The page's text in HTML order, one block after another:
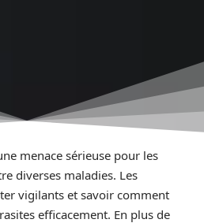
menace sérieuse pour les
diverses maladies. Les
vigilants et savoir comment
efficacement. En plus de